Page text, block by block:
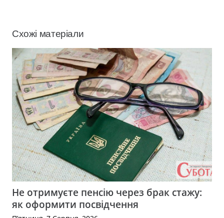
Схожі матеріали
Не отримуєте пенсію через брак стажу:
як оформити посвідчення